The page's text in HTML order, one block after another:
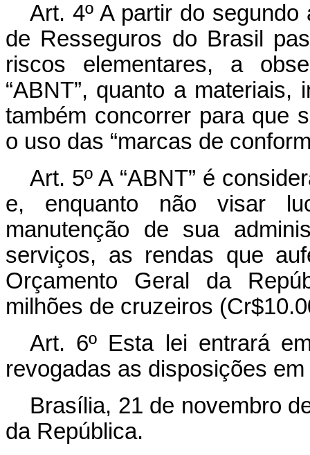
Art. 4º A partir do
de Resseguros do Brasil
riscos elementares, a
“ABNT”, quanto a
também concorrer para que
o uso das “marcas de
Art. 5º A “ABNT” é
e, enquanto não visar
manutenção de sua
serviços, as rendas que
Orçamento Geral da
milhões de cruzeiros
Art. 6º Esta lei entrará
revogadas as disposições
Brasília, 21 de novembro
da República.